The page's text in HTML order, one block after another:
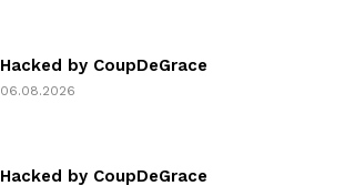
Hacked by CoupDeGrace
06.08.2026
Hacked by CoupDeGrace